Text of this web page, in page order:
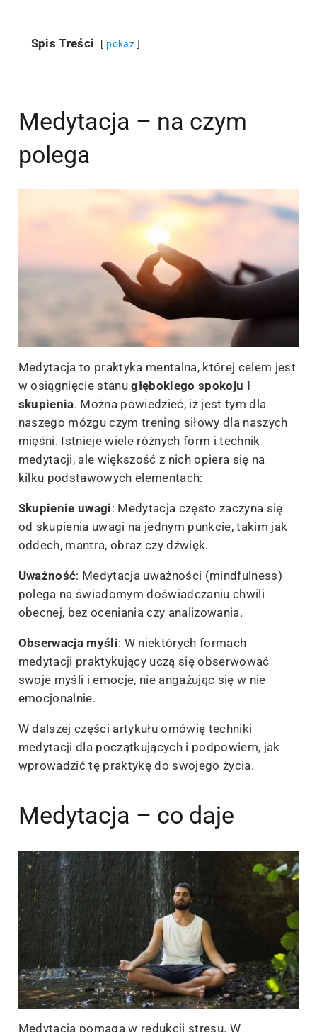
Spis Treści pokaż
Medytacja – na czym
polega
Medytacja to praktyka mentalna, której celem jest
w osiągnięcie stanugłębokiego spokoju i
skupienia. Można powiedzieć, iż jest tym dla
naszego mózgu czym trening siłowy dla naszych
mięśni. Istnieje wiele różnych form i technik
medytacji, ale większość z nich opiera się na
kilku podstawowych elementach:
Skupienie uwagi: Medytacja często zaczyna się
od skupienia uwagi na jednym punkcie, takim jak
oddech, mantra, obraz czy dźwięk.
Uważność: Medytacja uważności (mindfulness)
polega na świadomym doświadczaniu chwili
obecnej, bez oceniania czy analizowania.
Obserwacja myśli: W niektórych formach
medytacji praktykujący uczą się obserwować
swoje myśli i emocje, nie angażując się w nie
emocjonalnie.
W dalszej części artykułu omówię techniki
medytacji dla początkujących i podpowiem, jak
wprowadzić tę praktykę do swojego życia.
Medytacja – co daje
Medytacja pomaga w redukcji stresu. W